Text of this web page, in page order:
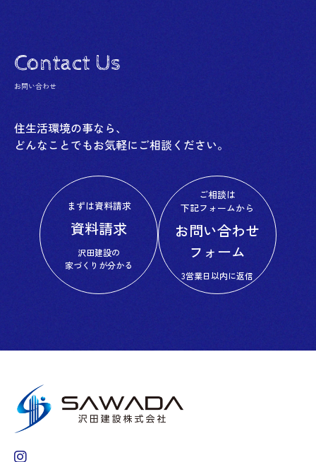
Contact Us
お問い合わせ
住生活環境の事なら、
どんなことでもお気軽にご相談ください。
まずは資料請求
資料請求
沢田建設の
家づくりが分かる
ご相談は
下記フォームから
お問い合わせ
フォーム
3営業日以内に返信